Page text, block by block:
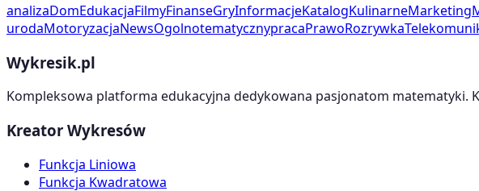
analizaDomEdukacjaFilmyFinanseGryInformacjeKatalogKulinarneMarketing
urodaMotoryzacjaNewsOgolnotematycznypracaPrawoRozrywka
Wykresik.pl
Kompleksowa platforma edukacyjna dedykowana pasjonatom matematyki.
Kreator Wykresów
Funkcja Liniowa
Funkcja Kwadratowa